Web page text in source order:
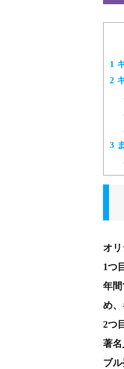
1
2
3
オ
1つ
年
め、
2つ
著
ブ